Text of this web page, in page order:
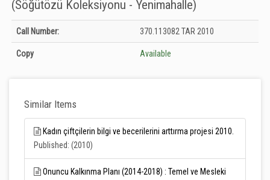
(Söğütözü Koleksiyonu - Yenimahalle)
Holdings details from T.C. Tarım ve Orman Bakanlığı Kütüphanesi (Söğütözü
Koleksiyonu - Yenimahalle): Unknown
Call Number: 370.113082 TAR 2010
Copy Available
Similar Items
Kadın çiftçilerin bilgi ve becerilerini arttırma projesi 2010.
Published: (2010)
Onuncu Kalkınma Planı (2014-2018) : Temel ve Mesleki